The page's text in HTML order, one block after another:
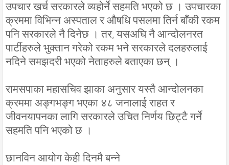
उपचार खर्च सरकारले व्यहोर्ने सहमति भएको छ । उपचारका
क्रममा विभिन्न अस्पताल र औषधि पसलमा तिर्न बाँकी रकम
पनि सरकारले नै दिनेछ । तर, यसअघि नै आन्दोलनरत
पार्टीहरुले भुक्तान गरेको रकम भने सरकारले दलहरुलाई
नदिने समझदरी भएको नेताहरुले बताएका छन् ।
रामसपाका महासचिव झाका अनुसार यस्तै आन्दोलनका
क्रममा अङ्गभङ्ग भएका ४८ जनालाई राहत र
जीवनयापनका लागि सरकारले उचित निर्णय छिट्टै गर्ने
सहमति पनि भएको छ ।
छानविन आयोग केही दिनमै बन्ने